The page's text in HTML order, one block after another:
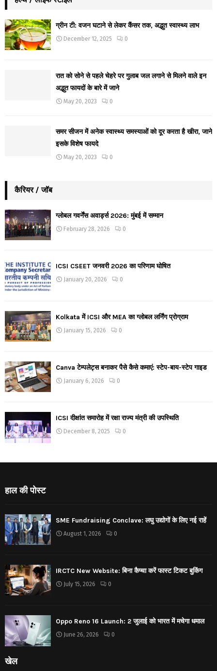
ग्रीन टी: वजन घटाने से लेकर कैंसर तक, अद्भुत स्वास्थ्य लाभ
December 12, 2025 0
रात को सोने से पहले चेहरे पर गुलाब जल लगाने से मिलने वाले इन
अद्भुत फायदों के बारे में जाने
May 20, 2023 0
समर सीजन में अनेक स्वास्थ्य समस्याओं को दूर करता है खीरा, जाने
इसके विशेष फायदे
May 20, 2023 0
कैरियर / जॉब
ग्लोबल गवर्नेंस अवार्ड्स 2026: मुंबई में सम्मान
February 28, 2026 0
ICSI CSEET जनवरी 2026 का परिणाम घोषित
January 20, 2026 0
Kolkata में ICSI और MEA का ग्लोबल लर्निंग प्रोग्राम
January 15, 2026 0
Canva टेम्पलेट्स बनाकर पैसे कैसे कमाएं: स्टेप-बाय-स्टेप गाइड
January 6, 2026 0
ICSI दीक्षांत समारोह में रक्षा राज्य मंत्री की उपस्थिति
December 8, 2025 0
हाल की पोस्ट
SME Fundraising Conclave: लघु उद्योगों के लिए नई राहें
August 1, 2026 0
IRCTC New Website: बिना कैप्चा करें फास्ट टिकट बुकिंग
July 15, 2026 0
Oppo Reno 16 Launch: 2 जुलाई को भारत में मचेगा धमाल
June 26, 2026 0
खेल